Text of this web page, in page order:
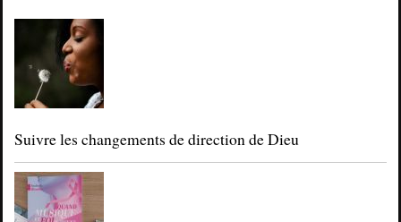
Suivre les changements de direction de Dieu